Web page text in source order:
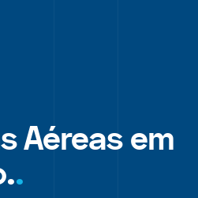
Aéreas em
.